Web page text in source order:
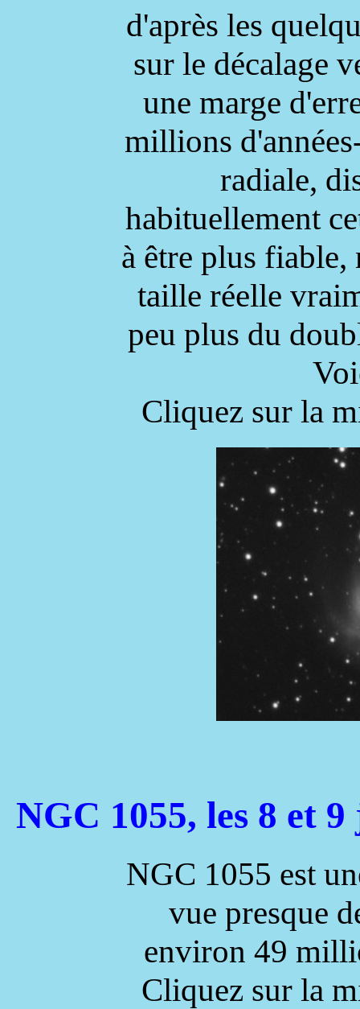
d'après les
sur le décalage
une marge
millions
radiale,
habituellement
à être plus fiable,
taille réelle
peu plus du
Cliquez sur la
NGC 1055, les 8 et
NGC 1055 est
vue presque
environ 49
Cliquez sur la